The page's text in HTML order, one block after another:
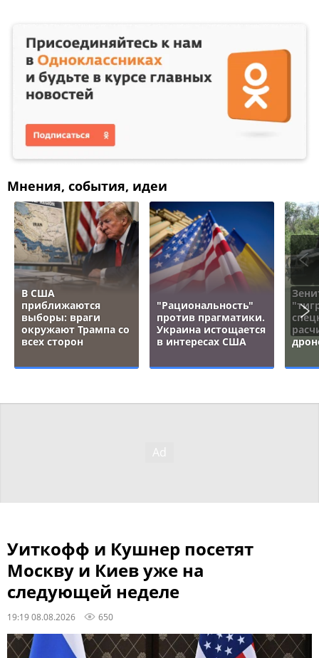
Мнения, события, идеи
В США
приближаются
выборы: враги
окружают Трампа со
всех сторон
"Рациональность"
против прагматики.
Украина истощается
в интересах США
Уиткофф и Кушнер посетят
Москву и Киев уже на
следующей неделе
19:19 08.08.2026 650